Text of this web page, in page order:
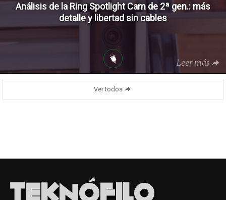
Análisis de la Ring Spotlight Cam de 2ª gen.: más
detalle y libertad sin cables
Leer más
Ver todos